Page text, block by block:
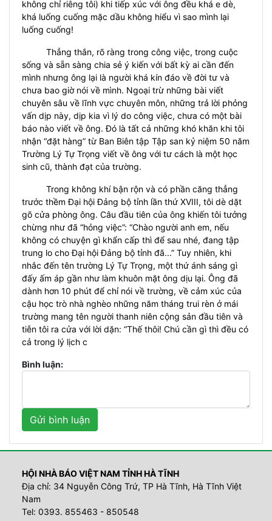
không chỉ riêng tôi) khi tiếp xúc với ông đều khá e dè,
khá luống cuống mặc dầu không hiểu vì sao mình lại
luống cuống!
Thẳng thắn, rõ ràng trong công việc, trong cuộc
sống và sẵn sàng chia sẻ ý kiến với bất kỳ ai cần đến
mình nhưng ông lại là người khá kín đáo về đời tư và
chưa bao giờ nói về mình. Ngoại trừ những bài viết
chuyên sâu về lĩnh vực chuyên môn, những trả lời phỏng
vấn dịp này, dịp kia vì lý do công việc, chưa có một bài
báo nào viết về ông. Đó là tất cả những khó khăn khi tôi
nhận “đặt hàng” từ Ban Biên tập Tập san kỷ niệm 50 năm
Trường Lý Tự Trọng viết về ông với tư cách là một học
sinh cũ, thành đạt của trường.
Trong không khí bận rộn và có phần căng thẳng
trước thềm Đại hội Đảng bộ tỉnh lần thứ XVIII, tôi dè dặt
gõ cửa phòng ông. Câu đầu tiên của ông khiến tôi tưởng
chừng như đã “hỏng việc”: “Chào người anh em, nếu
không có chuyện gì khẩn cấp thì để sau nhé, đang tập
trung lo cho Đại hội Đảng bộ tỉnh đã...” Tuy nhiên, khi
nhắc đến tên trường Lý Tự Trọng, một thứ ánh sáng gì
đấy ấm áp gần như làm khuôn mặt ông dịu lại. Ông đã
dành hơn 10 phút để chỉ nói về trường, về cảm xúc của
cậu học trò nhà nghèo những năm tháng trui rèn ở mái
trường mang tên người thanh niên cộng sản đầu tiên và
tiễn tôi ra cửa với lời dặn: “Thế thôi! Chú cần gì thì đều có
cả trong lý lịch c
Bình luận:
HỘI NHÀ BÁO VIỆT NAM TỈNH HÀ TĨNH
Địa chỉ: 34 Nguyễn Công Trứ, TP Hà Tĩnh, Hà Tĩnh Việt
Nam
Tel: 0393. 855463 - 850548